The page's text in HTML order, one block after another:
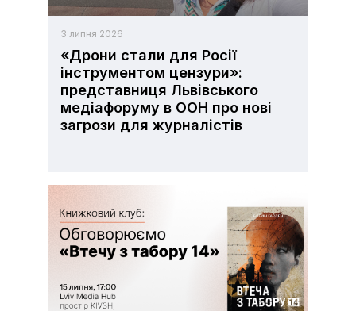
3 липня 2026
«Дрони стали для Росії
інструментом цензури»:
представниця Львівського
медіафоруму в ООН про нові
загрози для журналістів